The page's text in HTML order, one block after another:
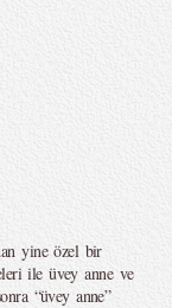
yine özel bir
ile üvey anne ve
“üvey anne”